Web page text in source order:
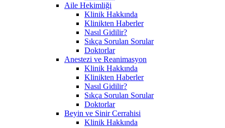
Aile Hekimliği
Klinik Hakkında
Klinikten Haberler
Nasıl Gidilir?
Sıkça Sorulan Sorular
Doktorlar
Anestezi ve Reanimasyon
Klinik Hakkında
Klinikten Haberler
Nasıl Gidilir?
Sıkça Sorulan Sorular
Doktorlar
Beyin ve Sinir Cerrahisi
Klinik Hakkında